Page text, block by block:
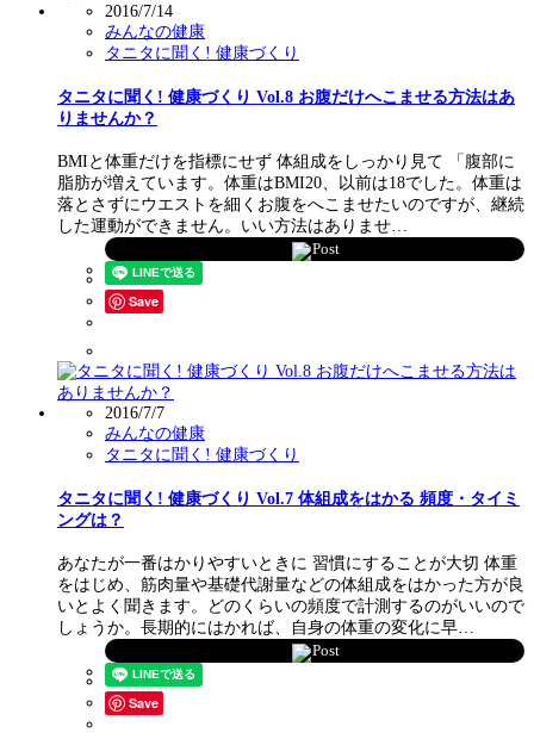
2016/7/14
みんなの健康
タニタに聞く! 健康づくり
タニタに聞く! 健康づくり Vol.8 お腹だけへこませる方法はあ
りませんか？
BMIと体重だけを指標にせず 体組成をしっかり見て 「腹部に
脂肪が増えています。体重はBMI20、以前は18でした。体重は
落とさずにウエストを細くお腹をへこませたいのですが、継続
した運動ができません。いい方法はありませ…
Post
Save
2016/7/7
みんなの健康
タニタに聞く! 健康づくり
タニタに聞く! 健康づくり Vol.7 体組成をはかる 頻度・タイミ
ングは？
あなたが一番はかりやすいときに 習慣にすることが大切 体重
をはじめ、筋肉量や基礎代謝量などの体組成をはかった方が良
いとよく聞きます。どのくらいの頻度で計測するのがいいので
しょうか。長期的にはかれば、自身の体重の変化に早…
Post
Save